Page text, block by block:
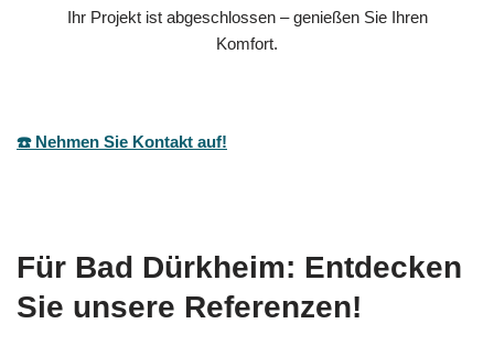
Ihr Projekt ist abgeschlossen – genießen Sie Ihren
Komfort.
☎️ Nehmen Sie Kontakt auf!
Für Bad Dürkheim: Entdecken
Sie unsere Referenzen!